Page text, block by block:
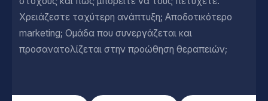
Χρειάζεστε ταχύτερη ανάπτυξη; Αποδοτικότερο
marketing; Ομάδα που συνεργάζεται και
προσανατολίζεται στην προώθηση θεραπειών;